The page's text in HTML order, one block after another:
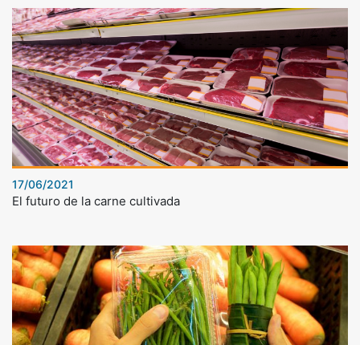
17/06/2021
El futuro de la carne cultivada